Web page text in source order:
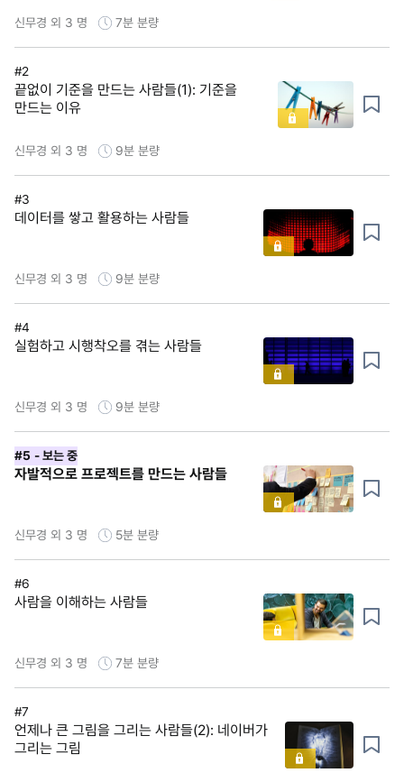
신무경 외 3 명 7분 분량
#2
끝없이 기준을 만드는 사람들(1): 기준을
만드는 이유
신무경 외 3 명 9분 분량
#3
데이터를 쌓고 활용하는 사람들
신무경 외 3 명 9분 분량
#4
실험하고 시행착오를 겪는 사람들
신무경 외 3 명 9분 분량
#5 - 보는 중
자발적으로 프로젝트를 만드는 사람들
신무경 외 3 명 5분 분량
#6
사람을 이해하는 사람들
신무경 외 3 명 7분 분량
#7
언제나 큰 그림을 그리는 사람들(2): 네이버가
그리는 그림